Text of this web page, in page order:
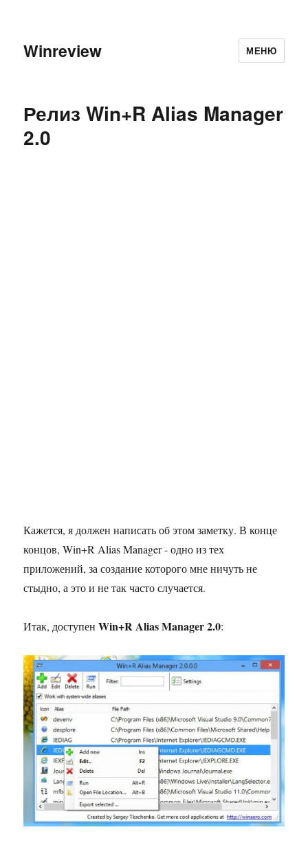
Winreview МЕНЮ
Релиз Win+R Alias Manager
2.0
Кажется, я должен написать об этом заметку. В конце
концов, Win+R Alias Manager - одно из тех
приложений, за создание которого мне ничуть не
стыдно, а это и не так часто случается.
Итак, доступенWin+R Alias Manager 2.0: